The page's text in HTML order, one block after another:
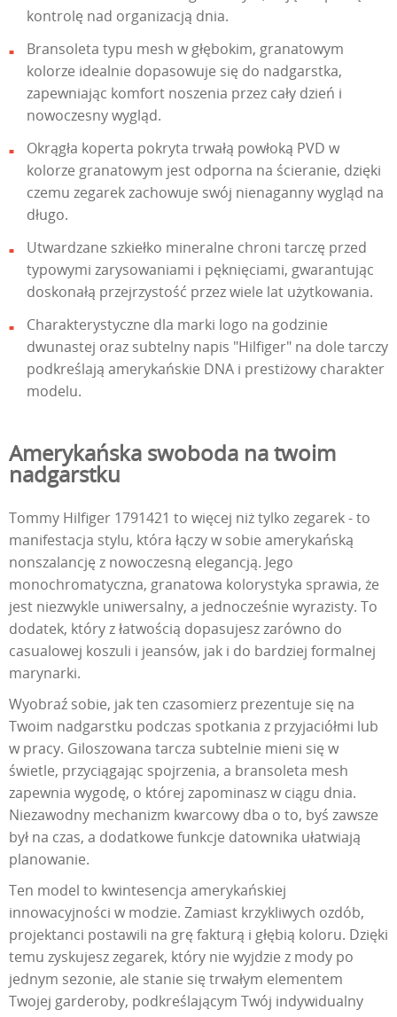
kontrolę nad organizacją dnia.
Bransoleta typu mesh w głębokim, granatowym
kolorze idealnie dopasowuje się do nadgarstka,
zapewniając komfort noszenia przez cały dzień i
nowoczesny wygląd.
Okrągła koperta pokryta trwałą powłoką PVD w
kolorze granatowym jest odporna na ścieranie, dzięki
czemu zegarek zachowuje swój nienaganny wygląd na
długo.
Utwardzane szkiełko mineralne chroni tarczę przed
typowymi zarysowaniami i pęknięciami, gwarantując
doskonałą przejrzystość przez wiele lat użytkowania.
Charakterystyczne dla marki logo na godzinie
dwunastej oraz subtelny napis "Hilfiger" na dole tarczy
podkreślają amerykańskie DNA i prestiżowy charakter
modelu.
Amerykańska swoboda na twoim
nadgarstku
Tommy Hilfiger 1791421 to więcej niż tylko zegarek - to
manifestacja stylu, która łączy w sobie amerykańską
nonszalancję z nowoczesną elegancją. Jego
monochromatyczna, granatowa kolorystyka sprawia, że
jest niezwykle uniwersalny, a jednocześnie wyrazisty. To
dodatek, który z łatwością dopasujesz zarówno do
casualowej koszuli i jeansów, jak i do bardziej formalnej
marynarki.
Wyobraź sobie, jak ten czasomierz prezentuje się na
Twoim nadgarstku podczas spotkania z przyjaciółmi lub
w pracy. Giloszowana tarcza subtelnie mieni się w
świetle, przyciągając spojrzenia, a bransoleta mesh
zapewnia wygodę, o której zapominasz w ciągu dnia.
Niezawodny mechanizm kwarcowy dba o to, byś zawsze
był na czas, a dodatkowe funkcje datownika ułatwiają
planowanie.
Ten model to kwintesencja amerykańskiej
innowacyjności w modzie. Zamiast krzykliwych ozdób,
projektanci postawili na grę fakturą i głębią koloru. Dzięki
temu zyskujesz zegarek, który nie wyjdzie z mody po
jednym sezonie, ale stanie się trwałym elementem
Twojej garderoby, podkreślającym Twój indywidualny